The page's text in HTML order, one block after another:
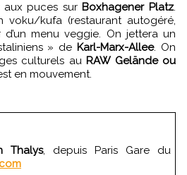
puces sur Boxhagener Platz.
voku/kufa (restaurant autogéré,
menu veggie. On jettera un
» de Karl-Marx-Allee. On
culturels au RAW Gelände ou
en mouvement.
Thalys, depuis Paris Gare du